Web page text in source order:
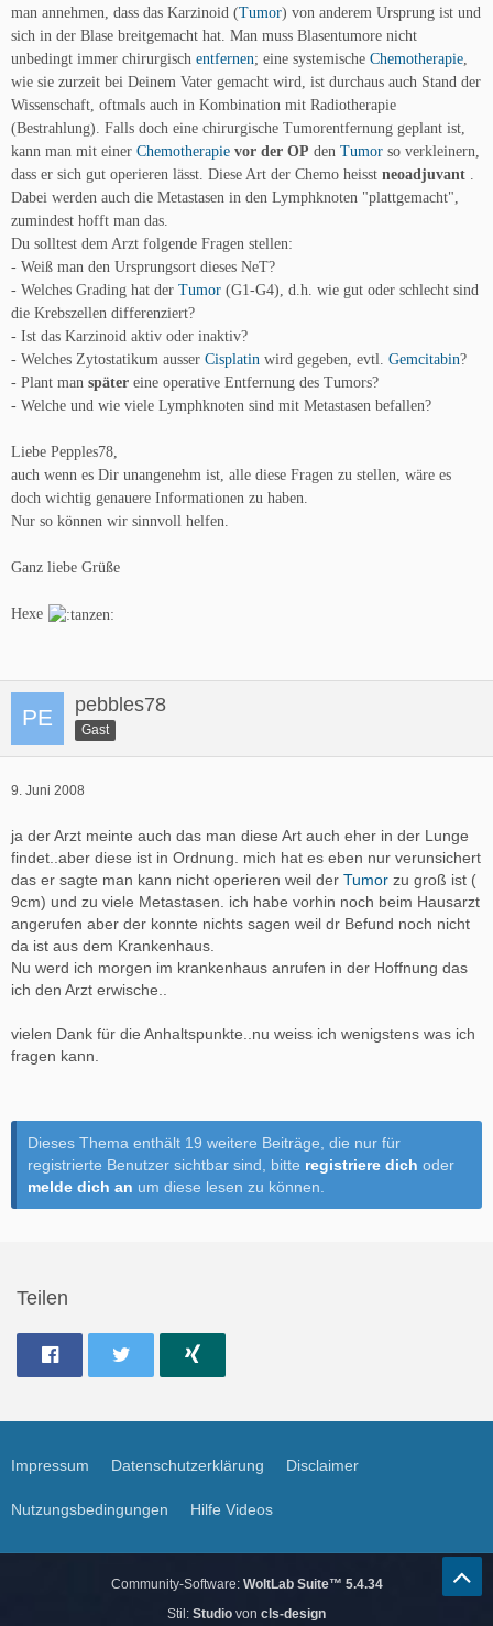
man annehmen, dass das Karzinoid (Tumor) von anderem Ursprung ist und
sich in der Blase breitgemacht hat. Man muss Blasentumore nicht
unbedingt immer chirurgisch entfernen; eine systemische Chemotherapie,
wie sie zurzeit bei Deinem Vater gemacht wird, ist durchaus auch Stand der
Wissenschaft, oftmals auch in Kombination mit Radiotherapie
(Bestrahlung). Falls doch eine chirurgische Tumorentfernung geplant ist,
kann man mit einer Chemotherapie vor der OP den Tumor so verkleinern,
dass er sich gut operieren lässt. Diese Art der Chemo heisst neoadjuvant .
Dabei werden auch die Metastasen in den Lymphknoten "plattgemacht",
zumindest hofft man das.
Du solltest dem Arzt folgende Fragen stellen:
- Weiß man den Ursprungsort dieses NeT?
- Welches Grading hat der Tumor (G1-G4), d.h. wie gut oder schlecht sind
die Krebszellen differenziert?
- Ist das Karzinoid aktiv oder inaktiv?
- Welches Zytostatikum ausser Cisplatin wird gegeben, evtl. Gemcitabin?
- Plant man später eine operative Entfernung des Tumors?
- Welche und wie viele Lymphknoten sind mit Metastasen befallen?
Liebe Pepples78,
auch wenn es Dir unangenehm ist, alle diese Fragen zu stellen, wäre es
doch wichtig genauere Informationen zu haben.
Nur so können wir sinnvoll helfen.
Ganz liebe Grüße
Hexe
pebbles78
Gast
9. Juni 2008
ja der Arzt meinte auch das man diese Art auch eher in der Lunge
findet..aber diese ist in Ordnung. mich hat es eben nur verunsichert
das er sagte man kann nicht operieren weil der Tumor zu groß ist (
9cm) und zu viele Metastasen. ich habe vorhin noch beim Hausarzt
angerufen aber der konnte nichts sagen weil dr Befund noch nicht
da ist aus dem Krankenhaus.
Nu werd ich morgen im krankenhaus anrufen in der Hoffnung das
ich den Arzt erwische..
vielen Dank für die Anhaltspunkte..nu weiss ich wenigstens was ich
fragen kann.
Dieses Thema enthält 19 weitere Beiträge, die nur für
registrierte Benutzer sichtbar sind, bitte registriere dich oder
melde dich an um diese lesen zu können.
Teilen
Impressum Datenschutzerklärung Disclaimer
Nutzungsbedingungen Hilfe Videos
Community-Software: WoltLab Suite™ 5.4.34
Stil: Studio von cls-design